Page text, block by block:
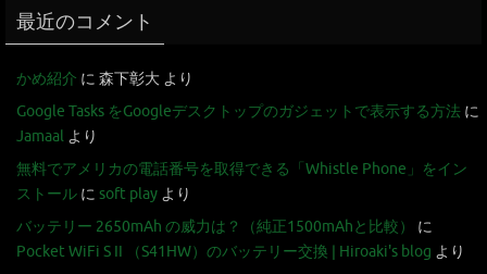
最近のコメント
かめ紹介 に 森下彰大 より
Google Tasks をGoogleデスクトップのガジェットで表示する方法 に
Jamaal より
無料でアメリカの電話番号を取得できる「Whistle Phone」をイン
ストール に soft play より
バッテリー 2650mAh の威力は？（純正1500mAhと比較）
に
Pocket WiFi S II （S41HW）のバッテリー交換 | Hiroaki's blog より